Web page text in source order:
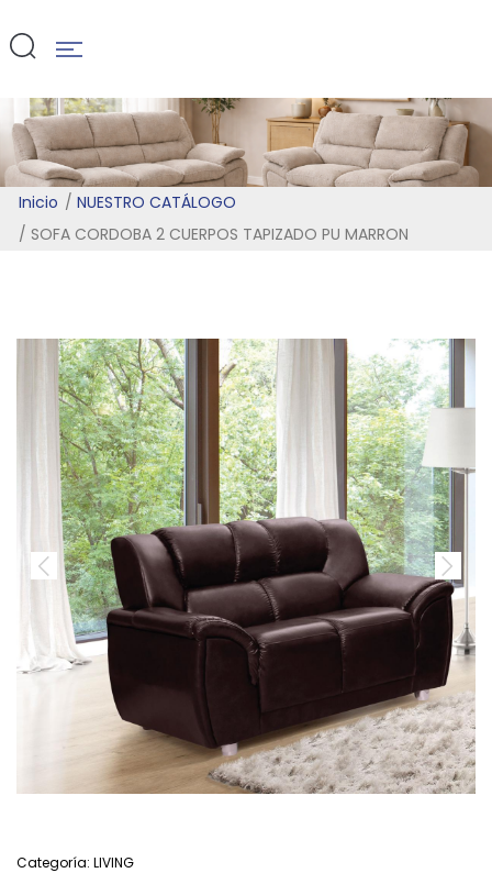
PU MARRON
Inicio
NUESTRO CATÁLOGO
SOFA CORDOBA 2 CUERPOS TAPIZADO PU MARRON
Categoría: LIVING